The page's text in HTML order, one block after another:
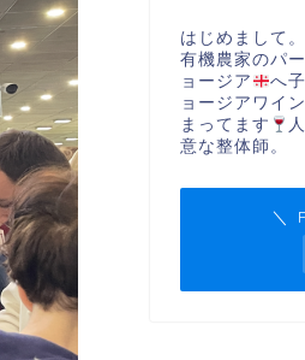
はじめまして
有機農家のパ
ョージア
へ
ョージアワイ
まってます
意な整体師。
＼